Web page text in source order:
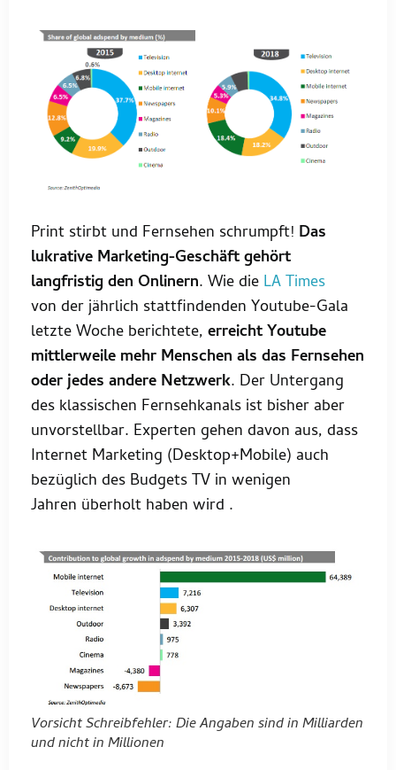
Print stirbt und Fernsehen schrumpft! Das
lukrative Marketing-Geschäft gehört
langfristig den Onlinern. Wie die LA Times
von der jährlich stattfindenden Youtube-Gala
letzte Woche berichtete, erreicht Youtube
mittlerweile mehr Menschen als das Fernsehen
oder jedes andere Netzwerk. Der Untergang
des klassischen Fernsehkanals ist bisher aber
unvorstellbar. Experten gehen davon aus, dass
Internet Marketing (Desktop+Mobile) auch
bezüglich des Budgets TV in wenigen
Jahren überholt haben wird .
Vorsicht Schreibfehler: Die Angaben sind in Milliarden
und nicht in Millionen